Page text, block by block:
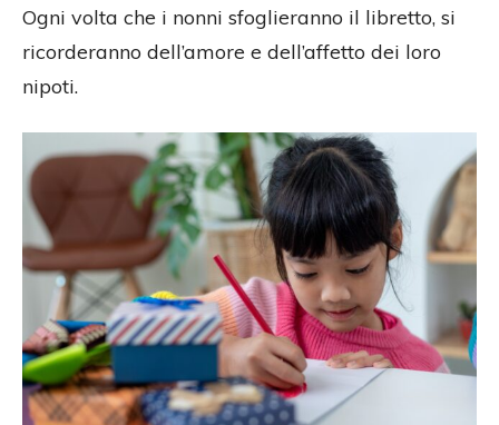
Ogni volta che i nonni sfoglieranno il libretto, si
ricorderanno dell’amore e dell’affetto dei loro
nipoti.